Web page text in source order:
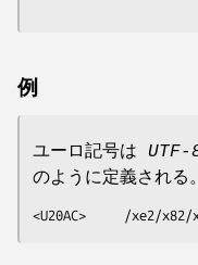
例
ユーロ記号は UTF-
のように定義される。
<U20AC>     /xe2/x82/